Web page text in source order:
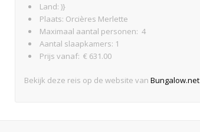
Land: )}
Plaats: Orcières Merlette
Maximaal aantal personen: 4
Aantal slaapkamers: 1
Prijs vanaf: € 631.00
Bekijk deze reis op de website vanBungalow.net